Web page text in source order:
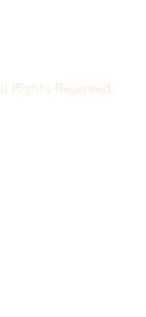
Rights Reserved.